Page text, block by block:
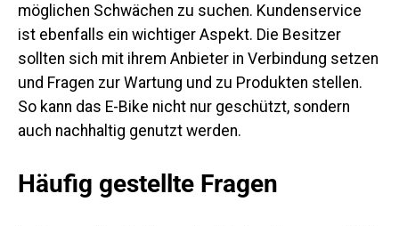
möglichen Schwächen zu suchen. Kundenservice
ist ebenfalls ein wichtiger Aspekt. Die Besitzer
sollten sich mit ihrem Anbieter in Verbindung setzen
und Fragen zur Wartung und zu Produkten stellen.
So kann das E-Bike nicht nur geschützt, sondern
auch nachhaltig genutzt werden.
Häufig gestellte Fragen